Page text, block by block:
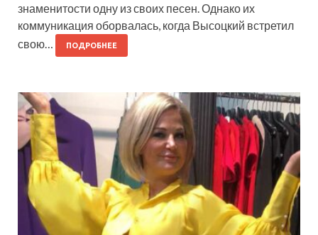
знаменитости одну из своих песен. Однако их
коммуникация оборвалась, когда Высоцкий встретил
свою…
ПОДРОБНЕЕ